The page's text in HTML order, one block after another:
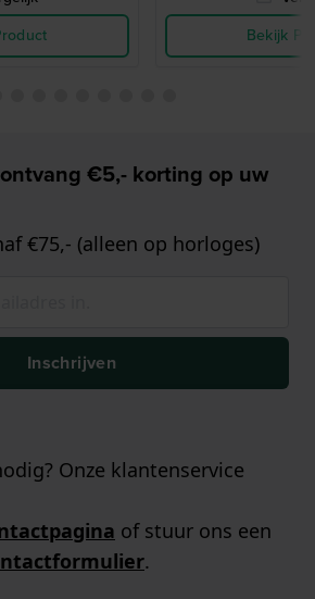
Bekijk
€5,- korting op uw
€75,- (alleen op horloges)
Inschrijven
Onze klantenservice
of stuur ons een
.